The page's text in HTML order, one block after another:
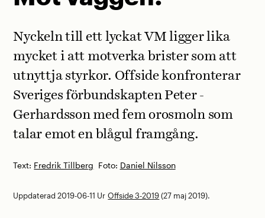
Text: Fredrik Tillberg Foto: Daniel Nilsson
Nyckeln till ett lyckat VM ligger lika
mycket i att motverka brister som att
utnyttja styrkor. Offside konfronterar
Sveriges förbundskapten Peter ­
Gerhardsson med fem orosmoln som
talar emot en blågul framgång.
Uppdaterad 2019-06-11 UrOffside 3-2019(27 maj 2019).